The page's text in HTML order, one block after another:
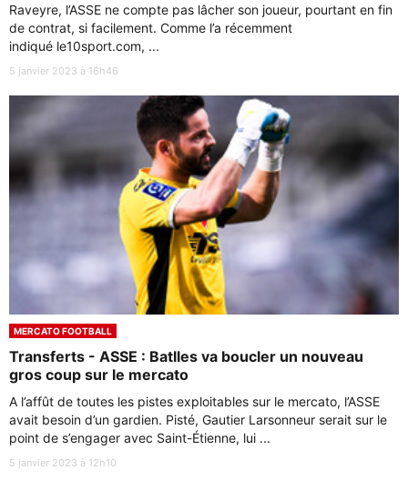
Raveyre, l’ASSE ne compte pas lâcher son joueur, pourtant en fin
de contrat, si facilement. Comme l’a récemment
indiqué le10sport.com, ...
5 janvier 2023 à 16h46
MERCATO FOOTBALL
Transferts - ASSE : Batlles va boucler un nouveau
gros coup sur le mercato
A l’affût de toutes les pistes exploitables sur le mercato, l’ASSE
avait besoin d’un gardien. Pisté, Gautier Larsonneur serait sur le
point de s’engager avec Saint-Étienne, lui ...
5 janvier 2023 à 12h10